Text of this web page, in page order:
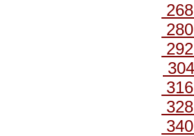
268
280
292
304
316
328
340